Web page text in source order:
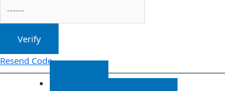
Verify
Resend Code